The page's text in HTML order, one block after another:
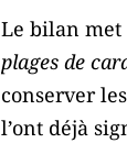
Le bilan met
plages de
conserver
l’ont déjà